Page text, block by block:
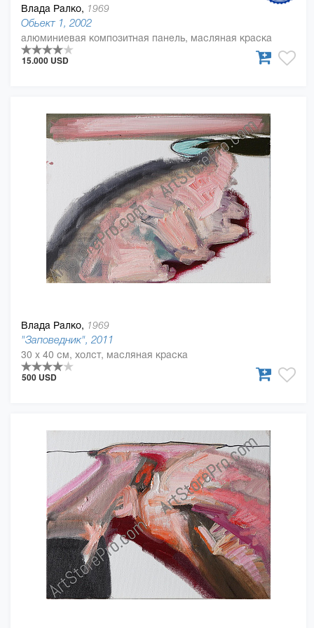
Влада Ралко, 1969
Обьект 1, 2002
алюминиевая композитная панель, масляная краска
15.000 USD
Влада Ралко, 1969
"Заповедник", 2011
30 x 40 см, холст, масляная краска
500 USD